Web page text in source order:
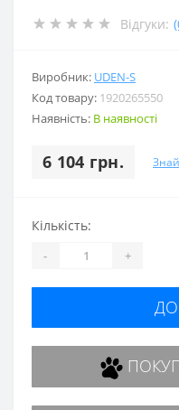
Відгуки:
Виробник: UDEN-S
Код товару: 1920265550
Наявність: В наявності
6 104 грн.
Кількість:
- +